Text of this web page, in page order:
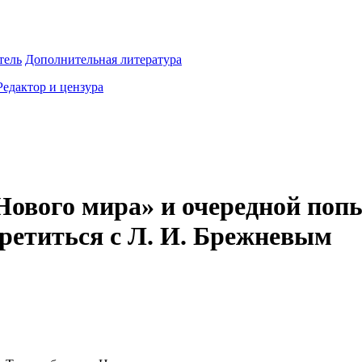
Дополнительная литература
и цензура
мира» и очередной
с Л. И. Брежневым